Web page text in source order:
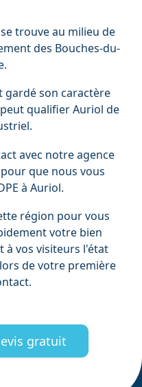
trouve au milieu de
des Bouches-du-
gardé son caractère
qualifier Auriol de
avec notre agence
que nous vous
à Auriol.
région pour vous
votre bien
vos visiteurs l'état
de votre première
gratuit